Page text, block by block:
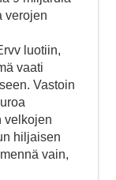
verojen
luotiin,
vaati
Vastoin
velkojen
hiljaisen
vain,